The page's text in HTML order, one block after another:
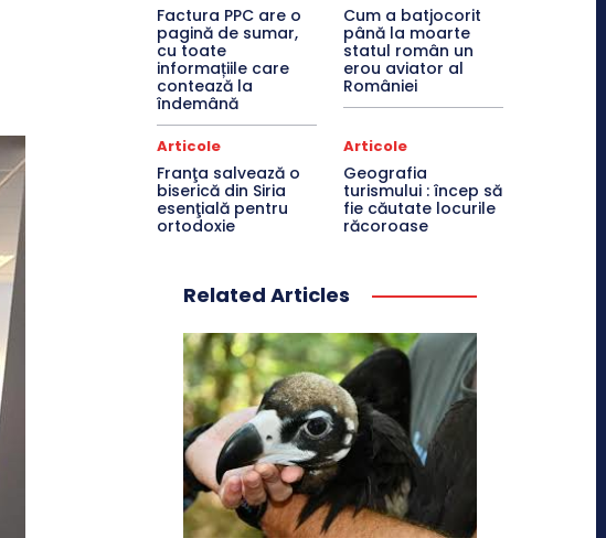
Factura PPC are o
pagină de sumar,
cu toate
informațiile care
contează la
îndemână
Cum a batjocorit
până la moarte
statul român un
erou aviator al
României
Articole
Franţa salvează o
biserică din Siria
esenţială pentru
ortodoxie
Articole
Geografia
turismului : încep să
fie căutate locurile
răcoroase
Related Articles